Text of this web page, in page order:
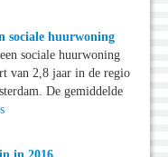
sociale huurwoning
sociale huurwoning
van 2,8 jaar in de regio
De gemiddelde